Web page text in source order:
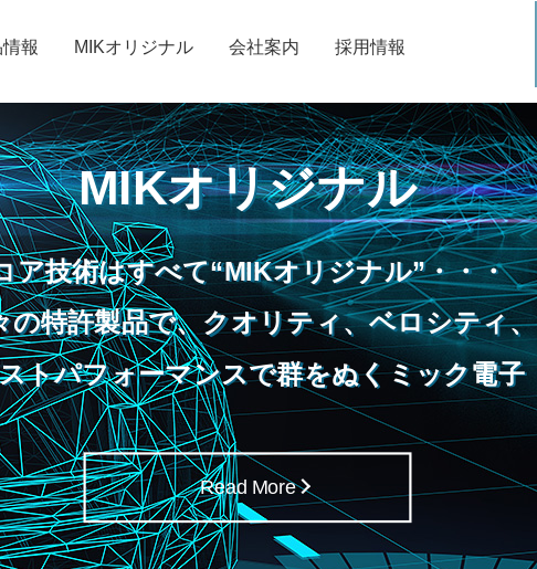
報 MIKオリジナル 会社案内 採用情報
MIKオリジナル
ア技術はすべて“MIKオリジナル”・・・
の特許製品で、クオリティ、ベロシティ、
トパフォーマンスで群をぬくミック電子
Read More